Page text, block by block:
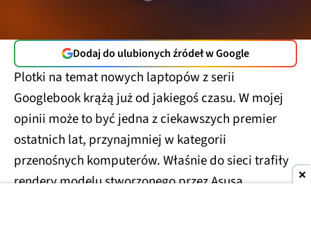
Dodaj do ulubionych źródeł w Google
Plotki na temat nowych laptopów z serii
Googlebook krążą już od jakiegoś czasu. W mojej
opinii może to być jedna z ciekawszych premier
ostatnich lat, przynajmniej w kategorii
przenośnych komputerów. Właśnie do sieci trafiły
rendery modelu stworzonego przez Asusa.